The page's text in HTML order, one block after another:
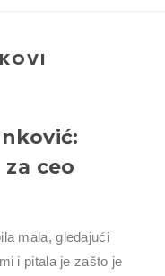
ceo
mala, gledajući
i pitala je zašto je